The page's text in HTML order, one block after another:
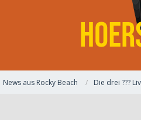
News aus Rocky Beach Die drei ???